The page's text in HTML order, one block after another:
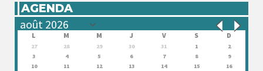
AGENDA
L M M J V S D
27 28 29 30 31 1
2
3
4 5 6 7 8
9
10
11 12 13 14 15
16